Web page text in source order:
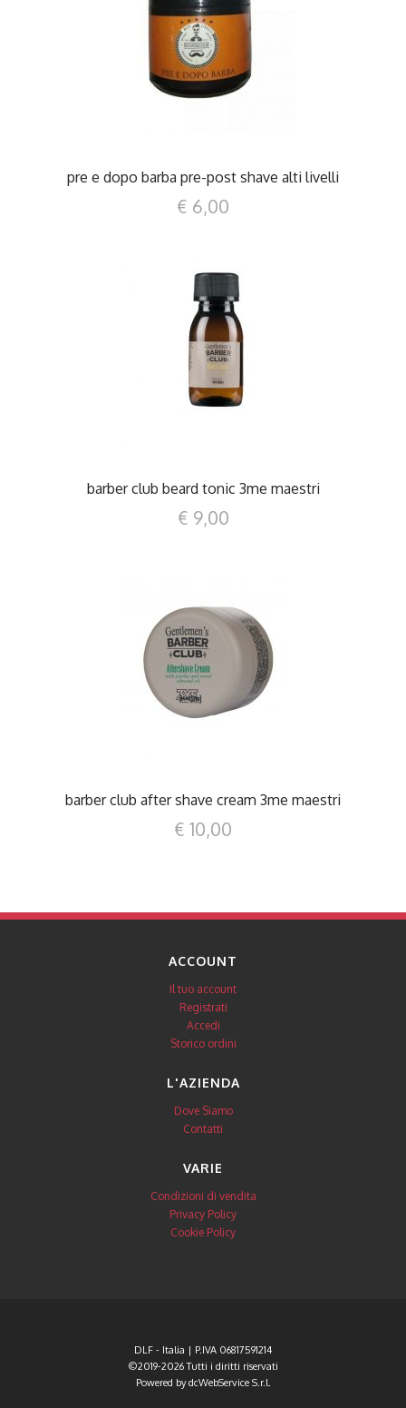
DETTAGLI
pre e dopo barba pre-post shave alti livelli
€ 6,00
DETTAGLI
barber club beard tonic 3me maestri
€ 9,00
DETTAGLI
barber club after shave cream 3me maestri
€ 10,00
ACCOUNT
Il tuo account
Registrati
Accedi
Storico ordini
L'AZIENDA
Dove Siamo
Contatti
VARIE
Condizioni di vendita
Privacy Policy
Cookie Policy
DLF - Italia | P.IVA 06817591214
©2019-2026 Tutti i diritti riservati
Powered bydcWebService S.r.l.